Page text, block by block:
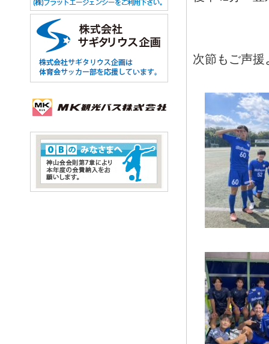
次節もご声